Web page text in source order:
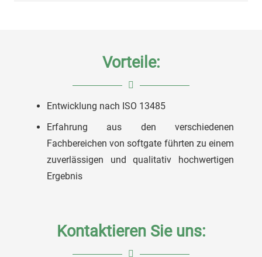
Vorteile:
Entwicklung nach ISO 13485
Erfahrung aus den verschiedenen
Fachbereichen von softgate führten zu einem
zuverlässigen und qualitativ hochwertigen
Ergebnis
Kontaktieren Sie uns: